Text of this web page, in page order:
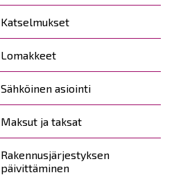
Katselmukset
Lomakkeet
Sähköinen asiointi
Maksut ja taksat
Rakennusjärjestyksen
päivittäminen